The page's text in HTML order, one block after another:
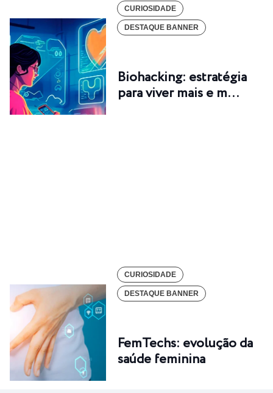
CURIOSIDADE
DESTAQUE BANNER
Biohacking: estratégia
para viver mais e m…
CURIOSIDADE
DESTAQUE BANNER
FemTechs: evolução da
saúde feminina